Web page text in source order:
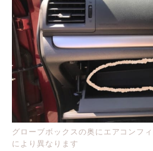
グローブボックスの奥にエアコンフ
により異なります